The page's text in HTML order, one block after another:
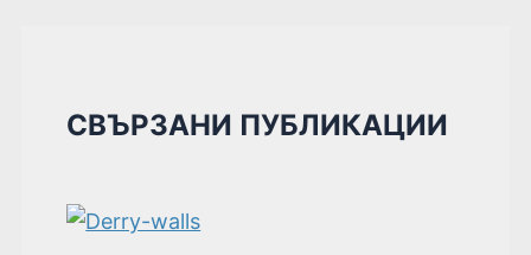
СВЪРЗАНИ ПУБЛИКАЦИИ